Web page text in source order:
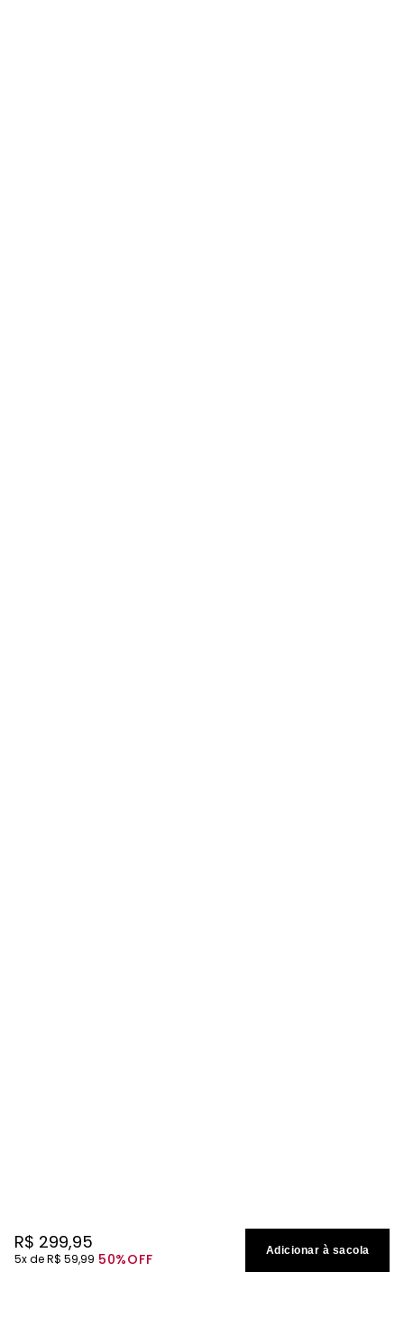
R$ 299,95
5 R$ 59,99 50%OFF Adicionar à sacola